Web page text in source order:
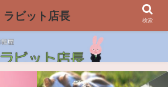
ラビット店長 検索